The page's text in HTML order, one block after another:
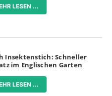
LESEN ...
Insektenstich: Schneller
im Englischen Garten
LESEN ...